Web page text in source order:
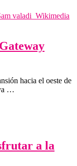
hacia el oeste de
…
a la